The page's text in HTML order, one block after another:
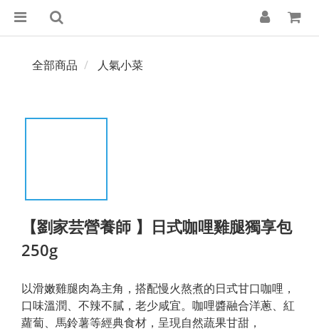
全部商品 人氣小菜
【劉家芸營養師 】日式咖哩雞腿獨享包
250g
以滑嫩雞腿肉為主角，搭配慢火熬煮的日式甘口咖哩，
口味溫潤、不辣不膩，老少咸宜。咖哩醬融合洋蔥、紅
蘿蔔、馬鈴薯等經典食材，呈現自然蔬果甘甜，